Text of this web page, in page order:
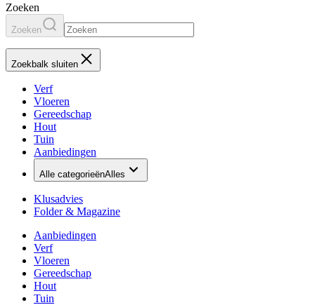
Zoeken
Zoeken
Zoekbalk sluiten
Verf
Vloeren
Gereedschap
Hout
Tuin
Aanbiedingen
Alle categorieënAlles
Klusadvies
Folder & Magazine
Aanbiedingen
Verf
Vloeren
Gereedschap
Hout
Tuin